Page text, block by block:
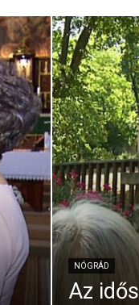
NÓGRÁD
Az